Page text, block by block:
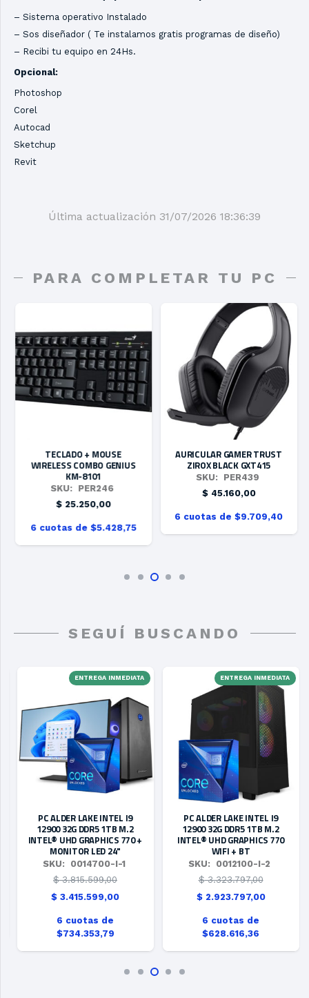
– Sistema operativo Instalado
– Sos diseñador ( Te instalamos gratis programas de diseño)
– Recibi tu equipo en 24Hs.
Opcional:
Photoshop
Corel
Autocad
Sketchup
Revit
Última actualización 31/07/2026 18:36:39
PARA COMPLETAR TU PC
TECLADO + MOUSE
WIRELESS COMBO GENIUS
KM-8101
SKU: PER246
$25.250,00
6 cuotas de $5.428,75
AURICULAR GAMER TRUST
ZIROX BLACK GXT415
SKU:
PER439
$45.160,00
6 cuotas de $9.709,40
SEGUÍ BUSCANDO
ENTREGA INMEDIATA
PC ALDER LAKE INTEL I9
12900 32G DDR5 1TB M.2
INTEL® UHD GRAPHICS 770 +
MONITOR LED 24"
SKU:
0014700-I-1
$3.815.599,00
El
original
$3.415.599,00El
$ 3.415.599,00.
6 cuotas de
$734.353,79
ENTREGA INMEDIATA
PC ALDER LAKE INTEL I9
12900 32G DDR5 1TB M.2
INTEL® UHD GRAPHICS 770
WIFI + BT
SKU:
0012100-I-2
$3.323.797,00
El
original
$2.923.797,00El
6 cuotas de
$628.616,36